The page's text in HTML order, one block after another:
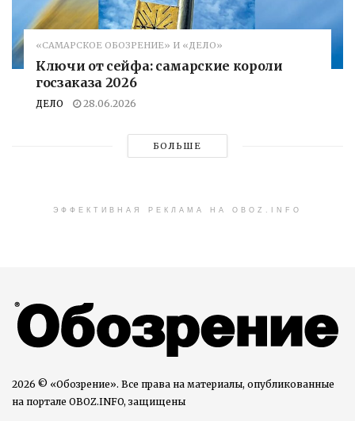
«САМАРСКОЕ ОБОЗРЕНИЕ» И «ДЕЛО»
Ключи от сейфа: самарские короли
госзаказа 2026
ДЕЛО 28.06.2026
БОЛЬШЕ
ЭФФЕКТИВНАЯ РЕКЛАМА НА OBOZ.INFO
2026 © «Обозрение». Все права на материалы, опубликованные
на портале OBOZ.INFO, защищены